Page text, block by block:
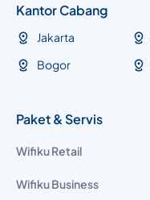
Kantor Cabang
Jakarta
Bogor
Paket & Servis
Wifiku Retail
Wifiku Business